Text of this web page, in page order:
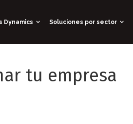
Dynamics Soluciones por sector
tu empresa